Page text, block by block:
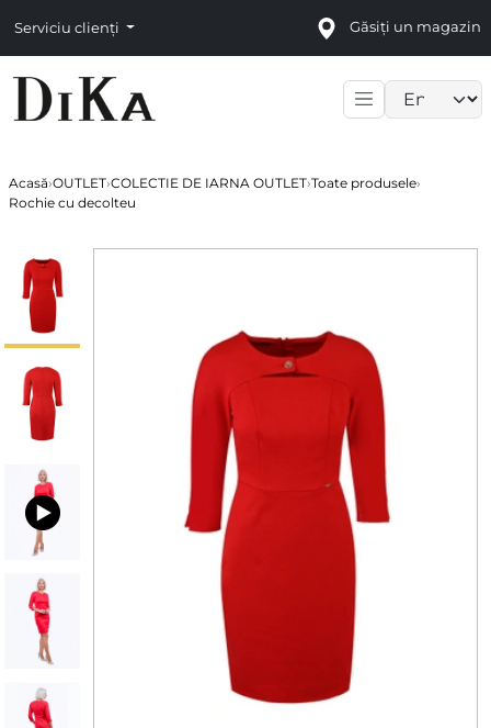
Serviciu clienți Găsiți un magazin
Acasă›OUTLET›COLECTIE DE IARNA OUTLET›Toate produsele›
Rochie cu decolteu